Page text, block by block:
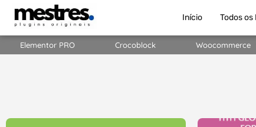
Início Todos os
Elementor PRO Crocoblock Woocommerce